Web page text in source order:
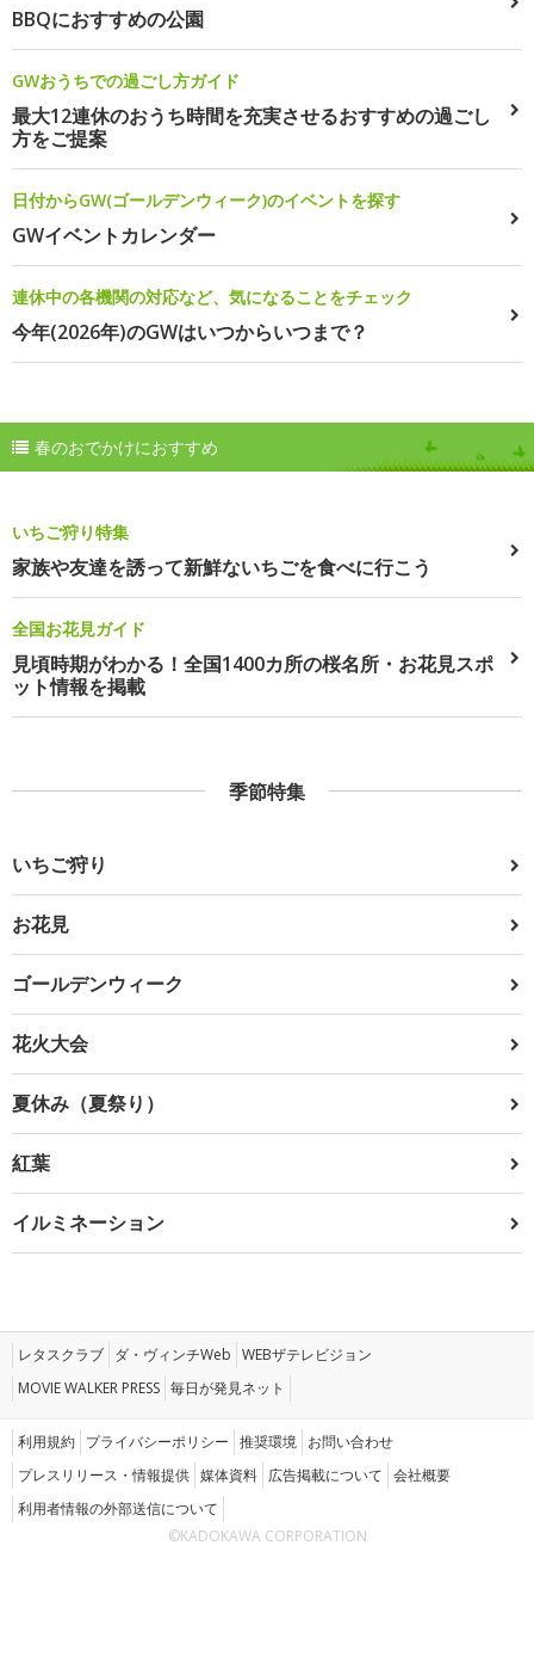
BBQにおすすめの公園
GWおうちでの過ごし方ガイド
最大12連休のおうち時間を充実させるおすすめの過ごし
方をご提案
日付からGW(ゴールデンウィーク)のイベントを探す
GWイベントカレンダー
連休中の各機関の対応など、気になることをチェック
今年(2026年)のGWはいつからいつまで？
春のおでかけにおすすめ
いちご狩り特集
家族や友達を誘って新鮮ないちごを食べに行こう
全国お花見ガイド
見頃時期がわかる！全国1400カ所の桜名所・お花見スポ
ット情報を掲載
季節特集
いちご狩り
お花見
ゴールデンウィーク
花火大会
夏休み（夏祭り）
紅葉
イルミネーション
レタスクラブ ダ・ヴィンチWeb WEBザテレビジョン
MOVIE WALKER PRESS 毎日が発見ネット
利用規約 プライバシーポリシー 推奨環境 お問い合わせ
プレスリリース・情報提供 媒体資料 広告掲載について 会社概要
利用者情報の外部送信について
©KADOKAWA CORPORATION